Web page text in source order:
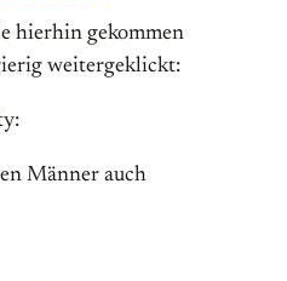
hierhin gekommen
weitergeklickt:
Männer auch